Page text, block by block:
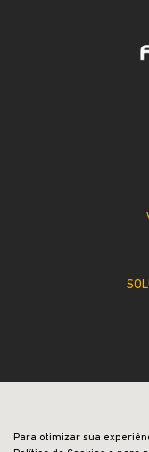
Para otimizar sua